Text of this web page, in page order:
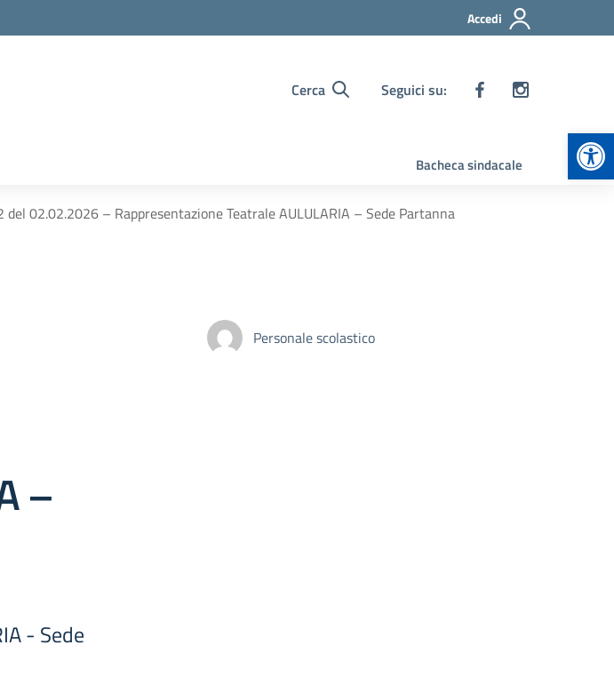
Accedi
Cerca Seguici su:
Bacheca sindacale
del 02.02.2026 – Rappresentazione Teatrale AULULARIA – Sede Partanna
–
- Sede
Personale scolastico